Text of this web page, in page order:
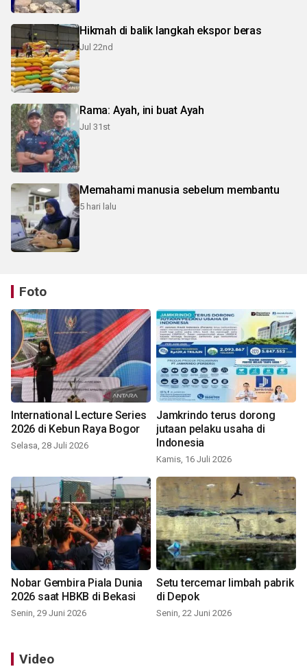
Hikmah di balik langkah ekspor beras
Jul 22nd
Rama: Ayah, ini buat Ayah
Jul 31st
Memahami manusia sebelum membantu
5 hari lalu
Foto
International Lecture Series
2026 di Kebun Raya Bogor
Selasa, 28 Juli 2026
Jamkrindo terus dorong
jutaan pelaku usaha di
Indonesia
Kamis, 16 Juli 2026
Nobar Gembira Piala Dunia
2026 saat HBKB di Bekasi
Senin, 29 Juni 2026
Setu tercemar limbah pabrik
di Depok
Senin, 22 Juni 2026
Video